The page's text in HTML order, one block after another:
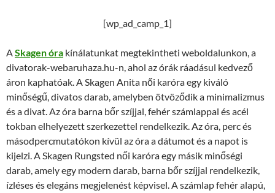
[wp_ad_camp_1]
ASkagen óra kínálatunkat megtekintheti weboldalunkon, a
divatorak-webaruhaza.hu-n, ahol az órák ráadásul kedvező
áron kaphatóak. A Skagen Anita női karóra egy kiváló
minőségű, divatos darab, amelyben ötvöződik a minimalizmus
és a divat. Az óra barna bőr szíjjal, fehér számlappal és acél
tokban elhelyezett szerkezettel rendelkezik. Az óra, perc és
másodpercmutatókon kívül az óra a dátumot és a napot is
kijelzi. A Skagen Rungsted női karóra egy másik minőségi
darab, amely egy modern darab, barna bőr szíjjal rendelkezik,
ízléses és elegáns megjelenést képvisel. A számlap fehér alapú,